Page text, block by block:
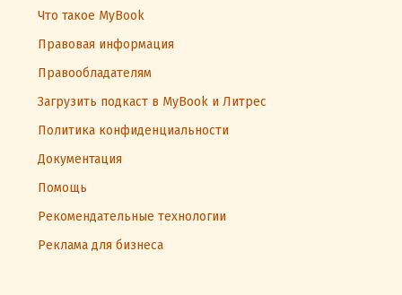
Что такое MyBook
Правовая информация
Правообладателям
Загрузить подкаст в MyBook и Литрес
Политика конфиденциальности
Документация
Помощь
Рекомендательные технологии
Реклама для бизнеса